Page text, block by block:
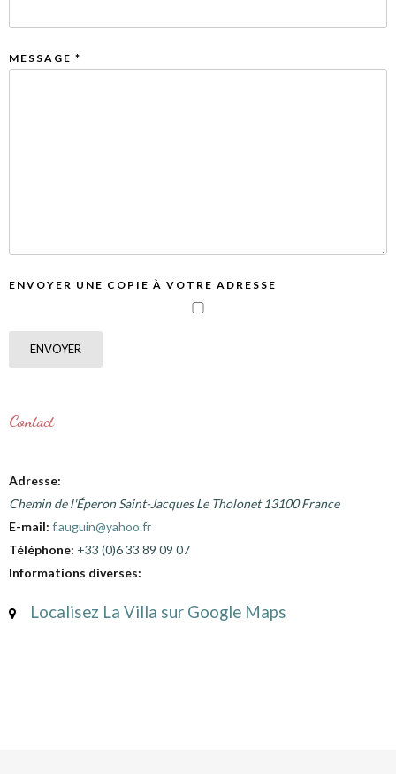
MESSAGE *
ENVOYER UNE COPIE À VOTRE ADRESSE
ENVOYER
Contact
Adresse:
Chemin de l'Éperon Saint-JacquesLe Tholonet 13100France
E-mail: f.auguin@yahoo.fr
Téléphone: +33 (0)6 33 89 09 07
Informations diverses:
Localisez La Villa sur Google Maps